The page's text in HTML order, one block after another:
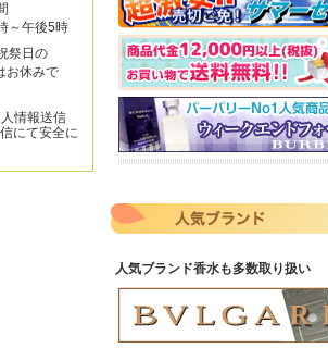
人気ブランド香水も多数取り扱い
～午後5時
祭日の
お休みで
情報送信
にて安全に